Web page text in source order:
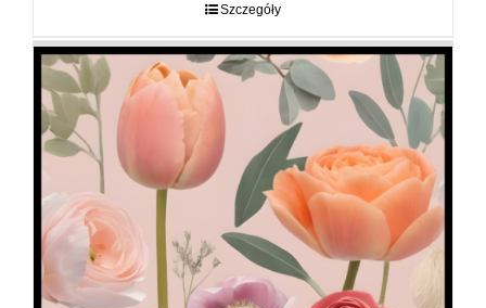
Szczegóły